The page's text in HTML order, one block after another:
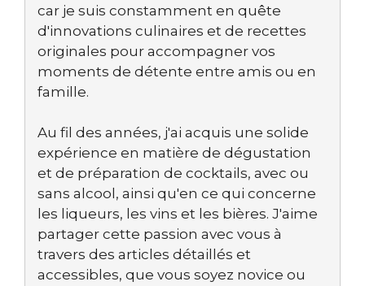
car je suis constamment en quête
d'innovations culinaires et de recettes
originales pour accompagner vos
moments de détente entre amis ou en
famille.
Au fil des années, j'ai acquis une solide
expérience en matière de dégustation
et de préparation de cocktails, avec ou
sans alcool, ainsi qu'en ce qui concerne
les liqueurs, les vins et les bières. J'aime
partager cette passion avec vous à
travers des articles détaillés et
accessibles, que vous soyez novice ou